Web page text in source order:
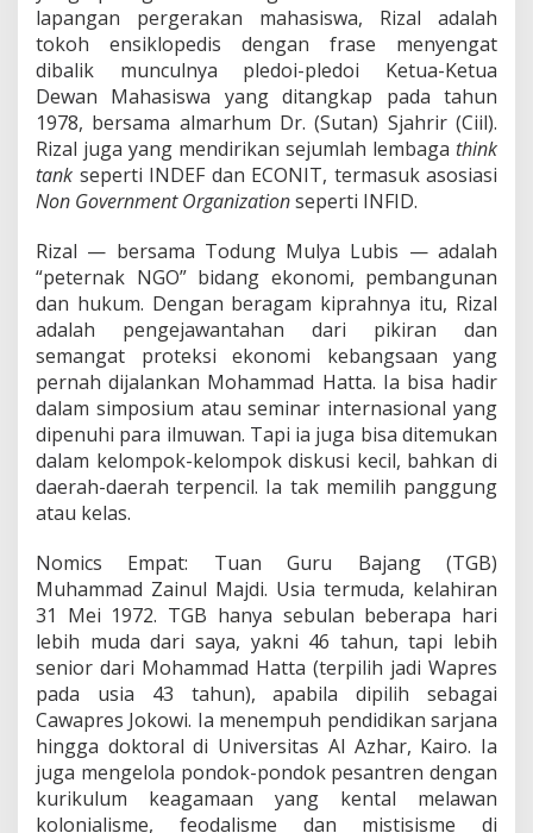
lapangan pergerakan mahasiswa, Rizal adalah
tokoh ensiklopedis dengan frase menyengat
dibalik munculnya pledoi-pledoi Ketua-Ketua
Dewan Mahasiswa yang ditangkap pada tahun
1978, bersama almarhum Dr. (Sutan) Sjahrir (Ciil).
Rizal juga yang mendirikan sejumlah lembaga think
tank seperti INDEF dan ECONIT, termasuk asosiasi
Non Government Organizationseperti INFID.
Rizal — bersama Todung Mulya Lubis — adalah
“peternak NGO” bidang ekonomi, pembangunan
dan hukum. Dengan beragam kiprahnya itu, Rizal
adalah pengejawantahan dari pikiran dan
semangat proteksi ekonomi kebangsaan yang
pernah dijalankan Mohammad Hatta. Ia bisa hadir
dalam simposium atau seminar internasional yang
dipenuhi para ilmuwan. Tapi ia juga bisa ditemukan
dalam kelompok-kelompok diskusi kecil, bahkan di
daerah-daerah terpencil. Ia tak memilih panggung
atau kelas.
Nomics Empat: Tuan Guru Bajang (TGB)
Muhammad Zainul Majdi. Usia termuda, kelahiran
31 Mei 1972. TGB hanya sebulan beberapa hari
lebih muda dari saya, yakni 46 tahun, tapi lebih
senior dari Mohammad Hatta (terpilih jadi Wapres
pada usia 43 tahun), apabila dipilih sebagai
Cawapres Jokowi. Ia menempuh pendidikan sarjana
hingga doktoral di Universitas Al Azhar, Kairo. Ia
juga mengelola pondok-pondok pesantren dengan
kurikulum keagamaan yang kental melawan
kolonialisme, feodalisme dan mistisisme di